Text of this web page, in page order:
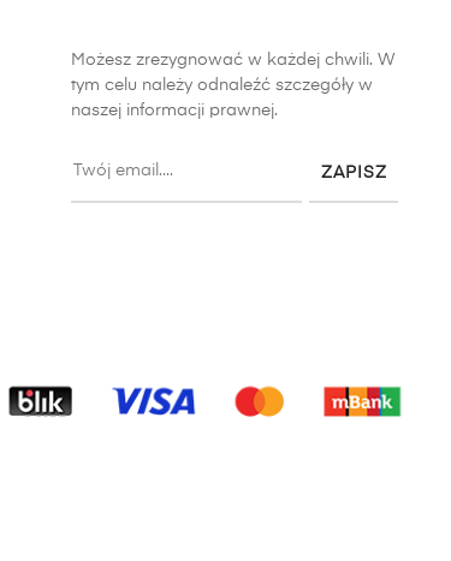
Możesz zrezygnować w każdej chwili. W
tym celu należy odnaleźć szczegóły w
naszej informacji prawnej.
ZAPISZ